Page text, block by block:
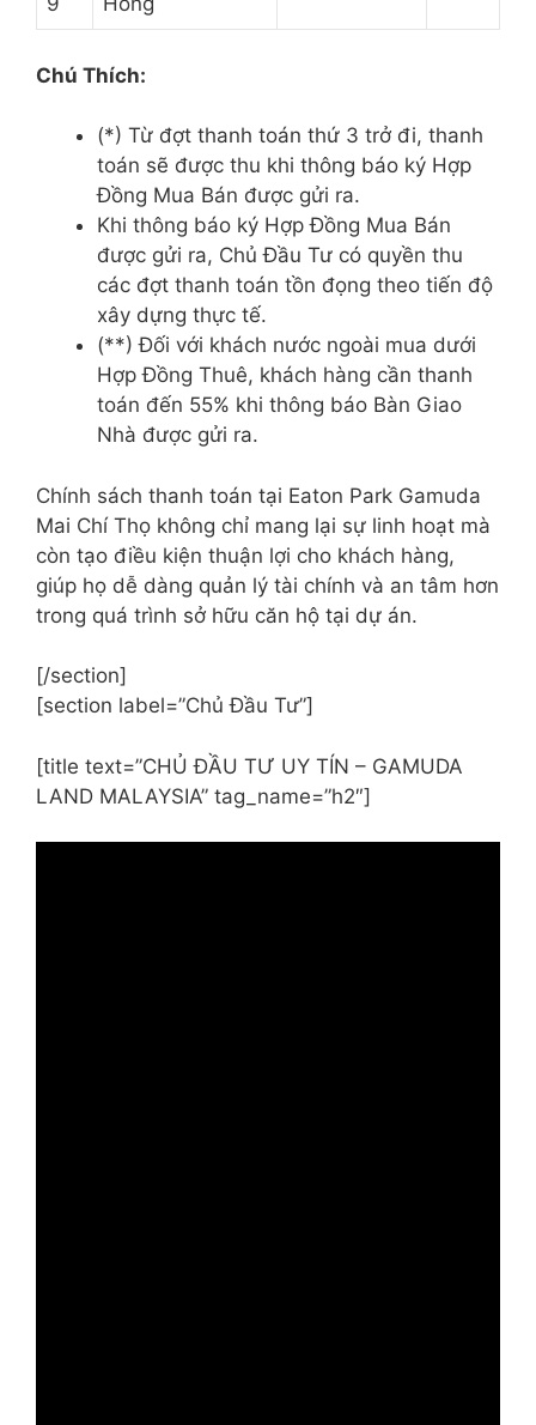
Chú Thích:
(*) Từ đợt thanh toán thứ 3 trở đi, thanh
toán sẽ được thu khi thông báo ký Hợp
Đồng Mua Bán được gửi ra.
Khi thông báo ký Hợp Đồng Mua Bán
được gửi ra, Chủ Đầu Tư có quyền thu
các đợt thanh toán tồn đọng theo tiến độ
xây dựng thực tế.
(**) Đối với khách nước ngoài mua dưới
Hợp Đồng Thuê, khách hàng cần thanh
toán đến 55% khi thông báo Bàn Giao
Nhà được gửi ra.
Chính sách thanh toán tại Eaton Park Gamuda
Mai Chí Thọ không chỉ mang lại sự linh hoạt mà
còn tạo điều kiện thuận lợi cho khách hàng,
giúp họ dễ dàng quản lý tài chính và an tâm hơn
trong quá trình sở hữu căn hộ tại dự án.
[/section]
[section label=”Chủ Đầu Tư”]
[title text=”CHỦ ĐẦU TƯ UY TÍN – GAMUDA
LAND MALAYSIA” tag_name=”h2″]